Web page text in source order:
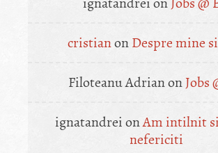
cristianon Despre mine
Filoteanu Adrianon Jobs
ignatandrei onAm intilnit
nefericiti